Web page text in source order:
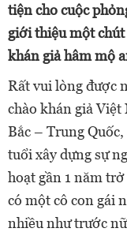
tiện cho cuộc
giới thiệu một
khán giả hâm mộ
Rất vui lòng được
chào khán giả
Bắc – Trung
tuổi xây dựng sự
hoạt gần 1 năm
có một cô con gái
nhiều như trước